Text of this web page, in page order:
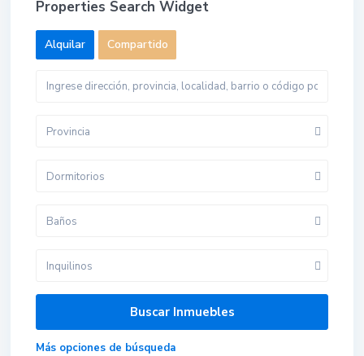
Properties Search Widget
Alquilar Compartido
Provincia
Dormitorios
Baños
Inquilinos
Más opciones de búsqueda